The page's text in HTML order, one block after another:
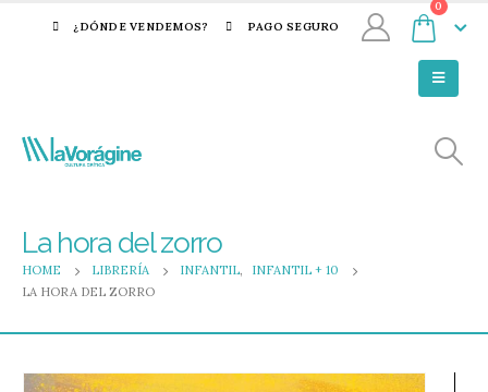
¿DÓNDE VENDEMOS? PAGO SEGURO
0
La hora del zorro
HOME LIBRERÍA INFANTIL,
INFANTIL + 10
LA HORA DEL ZORRO